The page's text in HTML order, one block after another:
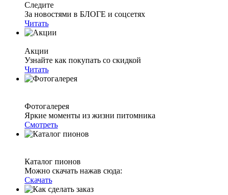
Следите
За новостями в БЛОГЕ и соцсетях
Читать
Акции
Узнайте как покупать со скидкой
Читать
Фотогалерея
Яркие моменты из жизни питомника
Смотреть
Каталог пионов
Можно скачать нажав сюда:
Скачать